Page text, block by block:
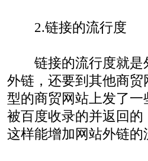
2.链接的流行度
链接的流行度就是
外链，还要到其他商贸
型的商贸网站上发了
被百度收录的并返回
这样能增加网站外链的